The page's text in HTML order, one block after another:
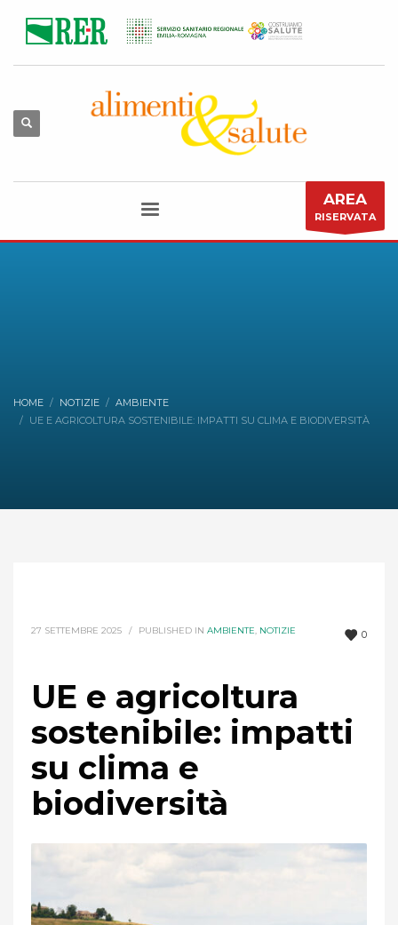
AREA
RISERVATA
HOME NOTIZIE
AMBIENTE
UE E AGRICOLTURA SOSTENIBILE: IMPATTI SU CLIMA E BIODIVERSITÀ
0
27 SETTEMBRE 2025 / PUBLISHED IN AMBIENTE, NOTIZIE
UE e agricoltura
sostenibile: impatti
su clima e
biodiversità